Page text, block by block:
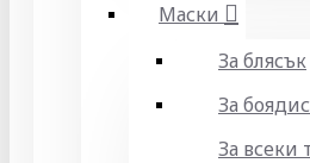
Маски
За блясък
За
За всеки